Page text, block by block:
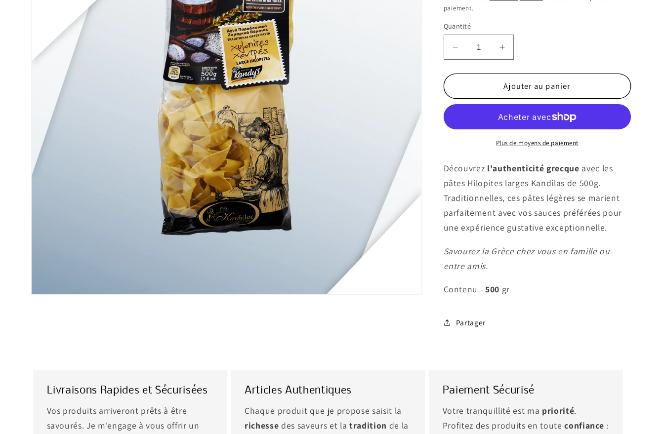
paiement.
Quantité
Réduire
la
quantité
Kandilas
larges
Augmenter
la
quantité
de
Kandilas
Hilopites
larges
Ajouter au panier
Plus de moyens de paiement
Découvrez l'authenticité grecque avec les
pâtes Hilopites larges Kandilas de 500g.
Traditionnelles, ces pâtes légères se marient
parfaitement avec vos sauces préférées pour
une expérience gustative exceptionnelle.
Savourez la Grèce chez vous en famille ou
entre amis.
Contenu - 500 gr
Partager
Livraisons Rapides et Sécurisées
Vos produits arriveront prêts à être
savourés. Je m'engage à vous offrir un
Articles Authentiques
Chaque produit que je propose saisit la
richesse des saveurs et la tradition de la
Paiement Sécurisé
Votre tranquillité est ma priorité.
Profitez des produits en touteconfiance :